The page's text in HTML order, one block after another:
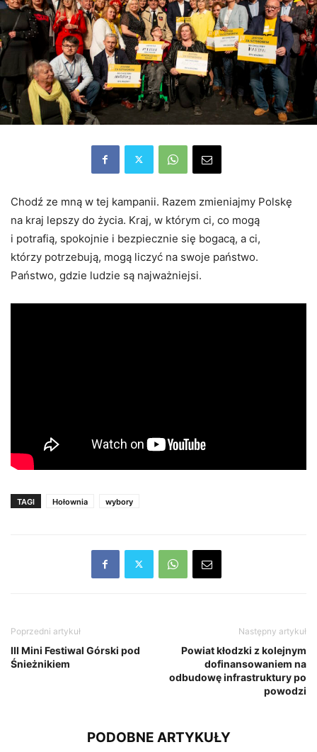
Chodź ze mną w tej kampanii. Razem zmieniajmy Polskę
na kraj lepszy do życia. Kraj, w którym ci, co mogą
i potrafią, spokojnie i bezpiecznie się bogacą, a ci,
którzy potrzebują, mogą liczyć na swoje państwo.
Państwo, gdzie ludzie są najważniejsi.
TAGI Hołownia wybory
Poprzedni artykuł
III Mini Festiwal Górski pod
Śnieżnikiem
Następny artykuł
Powiat kłodzki z kolejnym
dofinansowaniem na
odbudowę infrastruktury po
powodzi
PODOBNE ARTYKUŁY